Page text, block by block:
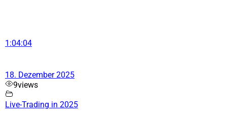
1:04:04
18. Dezember 2025
9views
Live-Trading in 2025